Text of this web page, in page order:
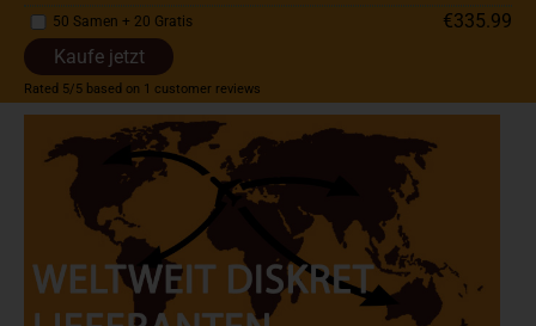
50 Samen + 20 Gratis
€335.99
Kaufe jetzt
Rated 5/5 based on 1 customer reviews